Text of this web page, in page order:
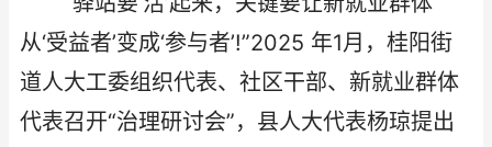
从‘受益者’变成‘参与者’!”2025 年1月，桂阳街
道人大工委组织代表、社区干部、新就业群体
代表召开“治理研讨会”，县人大代表杨琼提出